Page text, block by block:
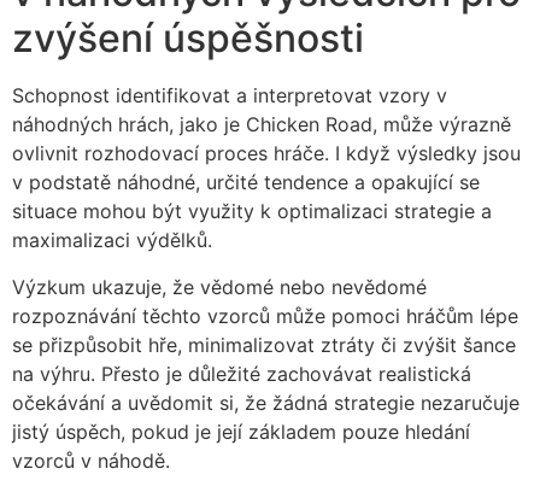
zvýšení úspěšnosti
Schopnost identifikovat a interpretovat vzory v
náhodných hrách, jako je Chicken Road, může výrazně
ovlivnit rozhodovací proces hráče. I když výsledky jsou
v podstatě náhodné, určité tendence a opakující se
situace mohou být využity k optimalizaci strategie a
maximalizaci výdělků.
Výzkum ukazuje, že vědomé nebo nevědomé
rozpoznávání těchto vzorců může pomoci hráčům lépe
se přizpůsobit hře, minimalizovat ztráty či zvýšit šance
na výhru. Přesto je důležité zachovávat realistická
očekávání a uvědomit si, že žádná strategie nezaručuje
jistý úspěch, pokud je její základem pouze hledání
vzorců v náhodě.